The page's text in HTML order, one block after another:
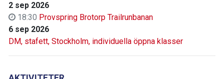
2 sep 2026
18:30 Provspring Brotorp Trailrunbanan
6 sep 2026
DM, stafett, Stockholm, individuella öppna klasser